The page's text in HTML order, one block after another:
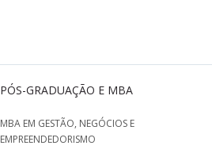
PÓS-GRADUAÇÃO E MBA
MBA EM GESTÃO, NEGÓCIOS E
EMPREENDEDORISMO